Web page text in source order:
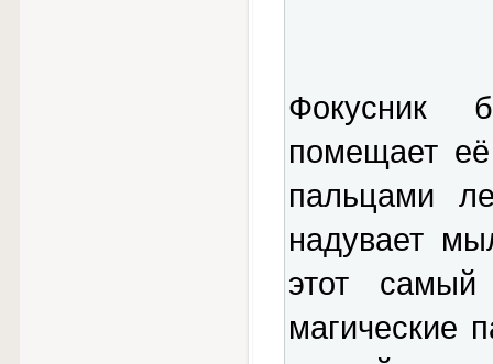
Фокусник
помещает
пальцами
надувает
этот
магические